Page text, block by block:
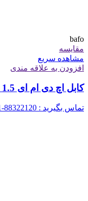
bafo
مقایسه
مشاهده سریع
افزودن به علاقه مندی
کابل اچ دی ام ای 1.5 متر بافو
تماس بگیرید : 88322120-021